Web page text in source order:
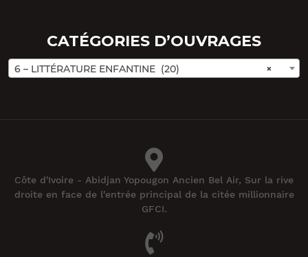
CATÉGORIES D’OUVRAGES
×
6 – LITTÉRATURE ENFANTINE (20)
Côte d'Ivoire - Abidjan Yopougon Ancien Bel Air, Sur la rive
droite en face de l'entrée principal de la citée millionnaire
GFCI.